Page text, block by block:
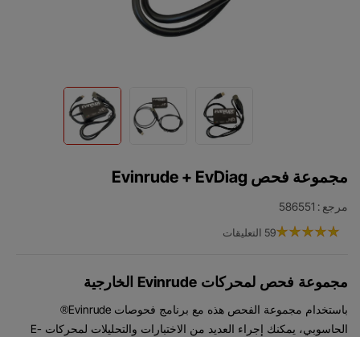
مجموعة فحص Evinrude + EvDiag
مرجع : 586551
59 التعليقات
مجموعة فحص لمحركات Evinrude الخارجية
باستخدام مجموعة الفحص هذه مع برنامج فحوصات Evinrude
®
الحاسوبي، يمكنك إجراء العديد من الاختبارات والتحليلات لمحركات E-